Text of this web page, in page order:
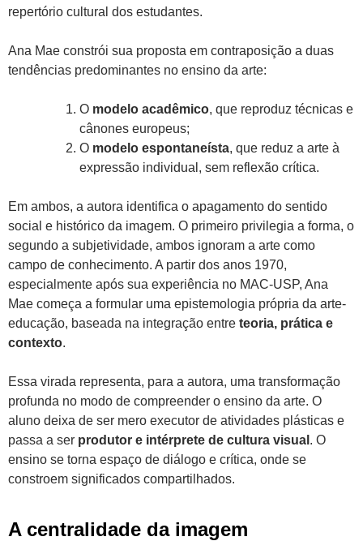
repertório cultural dos estudantes.
Ana Mae constrói sua proposta em contraposição a duas
tendências predominantes no ensino da arte:
O modelo acadêmico, que reproduz técnicas e
cânones europeus;
O modelo espontaneísta, que reduz a arte à
expressão individual, sem reflexão crítica.
Em ambos, a autora identifica o apagamento do sentido
social e histórico da imagem. O primeiro privilegia a forma, o
segundo a subjetividade, ambos ignoram a arte como
campo de conhecimento. A partir dos anos 1970,
especialmente após sua experiência no MAC-USP, Ana
Mae começa a formular uma epistemologia própria da arte-
educação, baseada na integração entre teoria, prática e
contexto.
Essa virada representa, para a autora, uma transformação
profunda no modo de compreender o ensino da arte. O
aluno deixa de ser mero executor de atividades plásticas e
passa a ser produtor e intérprete de cultura visual . O
ensino se torna espaço de diálogo e crítica, onde se
constroem significados compartilhados.
A centralidade da imagem